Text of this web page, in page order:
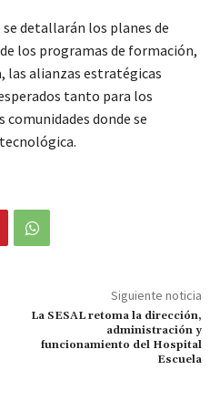
detallarán los planes de
los programas de formación,
las alianzas estratégicas
tanto para los
donde se
Siguiente noticia
La SESAL retoma la dirección,
administración y
funcionamiento del Hospital
Escuela